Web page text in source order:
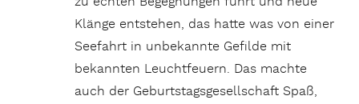
Klänge entstehen, das hatte was von einer
Seefahrt in unbekannte Gefilde mit
bekannten Leuchtfeuern. Das machte
auch der Geburtstagsgesellschaft Spaß,